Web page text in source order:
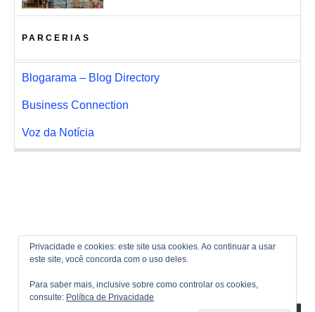
Privacidade e cookies: este site usa cookies. Ao continuar a usar
este site, você concorda com o uso deles.
Para saber mais, inclusive sobre como controlar os cookies,
consulte: Política de Privacidade
PARCERIAS
Blogarama – Blog Directory
Business Connection
Voz da Notícia